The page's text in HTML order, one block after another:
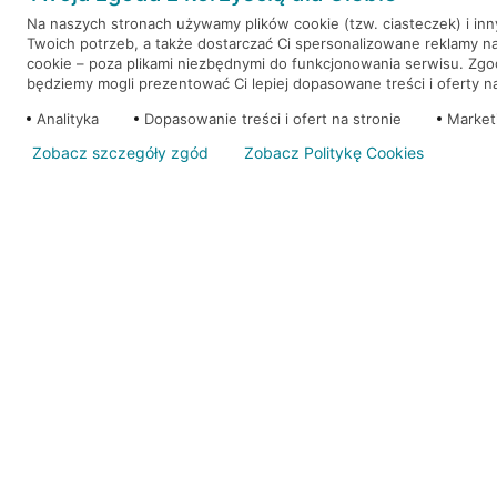
WEŹ KREDYT NOTA PRAWNA
Na naszych stronach używamy plików cookie (tzw. ciasteczek) i
Twoich potrzeb, a także dostarczać Ci spersonalizowane reklamy
cookie – poza plikami niezbędnymi do funkcjonowania serwisu.
będziemy mogli prezentować Ci lepiej dopasowane treści i oferty
Analityka
Dopasowanie treści i ofert na stronie
Zobacz szczegóły zgód Zobacz Politykę Cookies